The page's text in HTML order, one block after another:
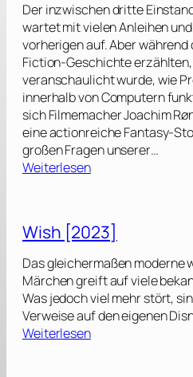
Der inzwischen dritte
wartet mit vielen Anleihen
vorherigen auf. Aber
Fiction-Geschichte
veranschaulicht wurde, wie
innerhalb von Computern
sich Filmemacher Joachim
eine actionreiche Fantasy-
großen Fragen unserer…
Weiterlesen:
n
A
r
e
s
[
Wish [2023]
Das gleichermaßen moderne
Märchen greift auf viele
Was jedoch viel mehr stört,
Verweise auf den eigenen
Weiterlesen: